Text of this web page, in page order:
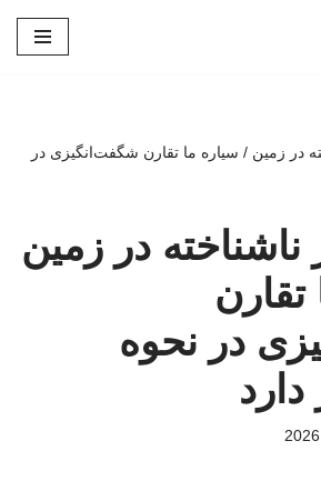
در زمین / سیاره ما تقارن شگفت‌انگیزی در
در زمین
در نحوه
دارد